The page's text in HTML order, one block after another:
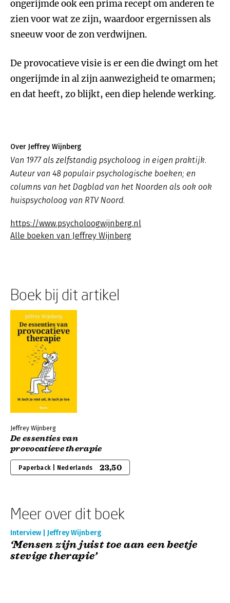
ongerijmde ook een prima recept om anderen te
zien voor wat ze zijn, waardoor ergernissen als
sneeuw voor de zon verdwijnen.
De provocatieve visie is er een die dwingt om het
ongerijmde in al zijn aanwezigheid te omarmen;
en dat heeft, zo blijkt, een diep helende werking.
Over Jeffrey Wijnberg
Van 1977 als zelfstandig psycholoog in eigen praktijk.
Auteur van 48 populair psychologische boeken; en
columns van het Dagblad van het Noorden als ook ook
huispsycholoog van RTV Noord.
https://www.psycholoogwijnberg.nl
Alle boeken van Jeffrey Wijnberg
Boek bij dit artikel
Jeffrey Wijnberg
De essenties van
provocatieve therapie
Paperback | Nederlands 23,50
Meer over dit boek
Interview | Jeffrey Wijnberg
‘Mensen zijn juist toe aan een beetje
stevige therapie’